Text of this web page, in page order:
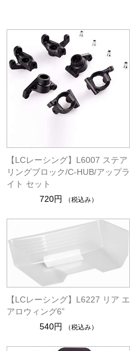
【LCレーシング】L6007 ステア
リングブロック/C-HUB/アップラ
イト セット
720円
（税込み）
【LCレーシング】L6227 リア エ
アロウィング6”
540円
（税込み）